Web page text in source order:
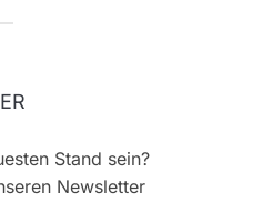
Stand sein?
Newsletter